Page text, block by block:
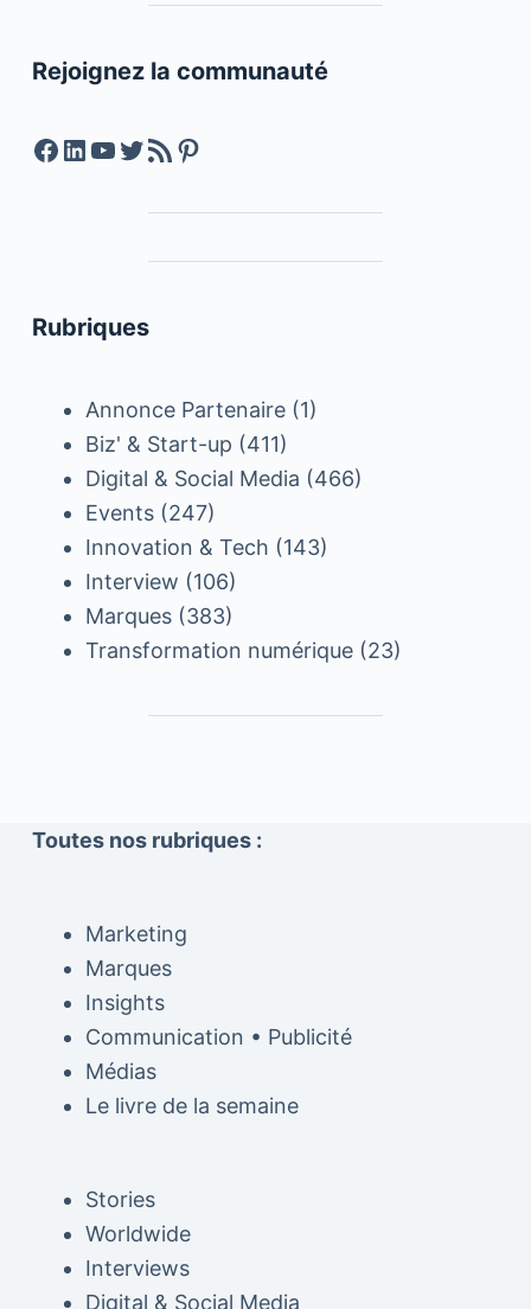
Rejoignez la communauté
Facebook
LinkedIn
YouTube
Twitter
Feed RSSPinterest
Rubriques
Annonce Partenaire(1)
Biz' & Start-up (411)
Digital & Social Media (466)
Events(247)
Innovation & Tech (143)
Interview (106)
Marques(383)
Transformation numérique(23)
Toutes nos rubriques :
Marketing
Marques
Insights
Communication • Publicité
Médias
Le livre de la semaine
Stories
Worldwide
Interviews
Digital & Social Media